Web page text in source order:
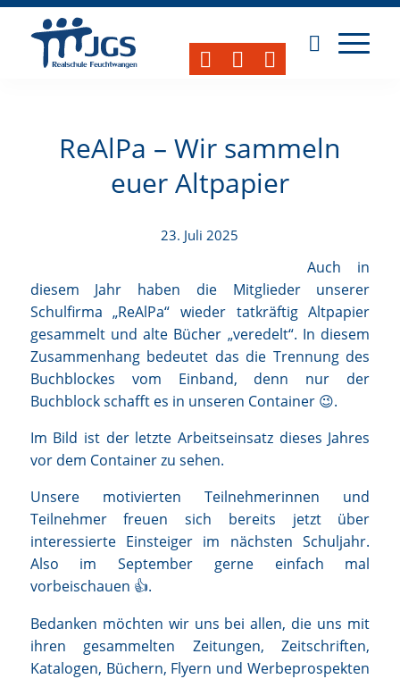
ReAlPa – Wir sammeln
euer Altpapier
23. Juli 2025
Auch in
diesem Jahr haben die Mitglieder unserer
Schulfirma „ReAlPa“ wieder tatkräftig Altpapier
gesammelt und alte Bücher „veredelt“. In diesem
Zusammenhang bedeutet das die Trennung des
Buchblockes vom Einband, denn nur der
Buchblock schafft es in unseren Container 😉.
Im Bild ist der letzte Arbeitseinsatz dieses Jahres
vor dem Container zu sehen.
Unsere motivierten Teilnehmerinnen und
Teilnehmer freuen sich bereits jetzt über
interessierte Einsteiger im nächsten Schuljahr.
Also im September gerne einfach mal
vorbeischauen 👍.
Bedanken möchten wir uns bei allen, die uns mit
ihren gesammelten Zeitungen, Zeitschriften,
Katalogen, Büchern, Flyern und Werbeprospekten